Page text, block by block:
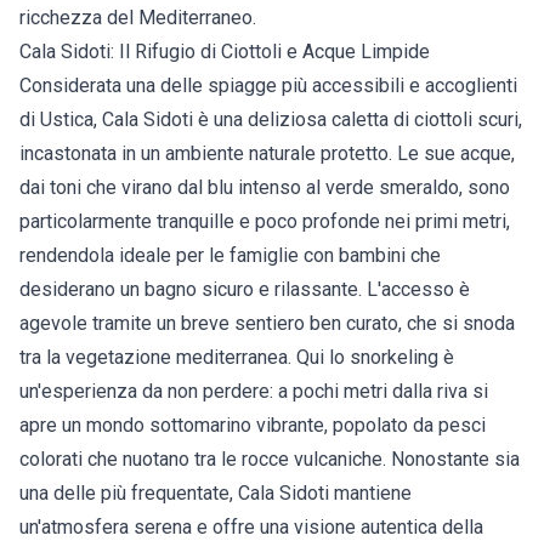
ricchezza del Mediterraneo.
Cala Sidoti: Il Rifugio di Ciottoli e Acque Limpide
Considerata una delle spiagge più accessibili e accoglienti
di Ustica, Cala Sidoti è una deliziosa caletta di ciottoli scuri,
incastonata in un ambiente naturale protetto. Le sue acque,
dai toni che virano dal blu intenso al verde smeraldo, sono
particolarmente tranquille e poco profonde nei primi metri,
rendendola ideale per le famiglie con bambini che
desiderano un bagno sicuro e rilassante. L'accesso è
agevole tramite un breve sentiero ben curato, che si snoda
tra la vegetazione mediterranea. Qui lo snorkeling è
un'esperienza da non perdere: a pochi metri dalla riva si
apre un mondo sottomarino vibrante, popolato da pesci
colorati che nuotano tra le rocce vulcaniche. Nonostante sia
una delle più frequentate, Cala Sidoti mantiene
un'atmosfera serena e offre una visione autentica della